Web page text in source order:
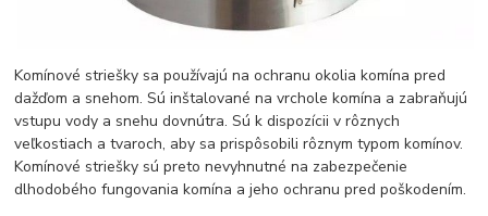
Komínové striešky sa používajú na ochranu okolia komína pred
dažďom a snehom. Sú inštalované na vrchole komína a zabraňujú
vstupu vody a snehu dovnútra. Sú k dispozícii v rôznych
veľkostiach a tvaroch, aby sa prispôsobili rôznym typom komínov.
Komínové striešky sú preto nevyhnutné na zabezpečenie
dlhodobého fungovania komína a jeho ochranu pred poškodením.